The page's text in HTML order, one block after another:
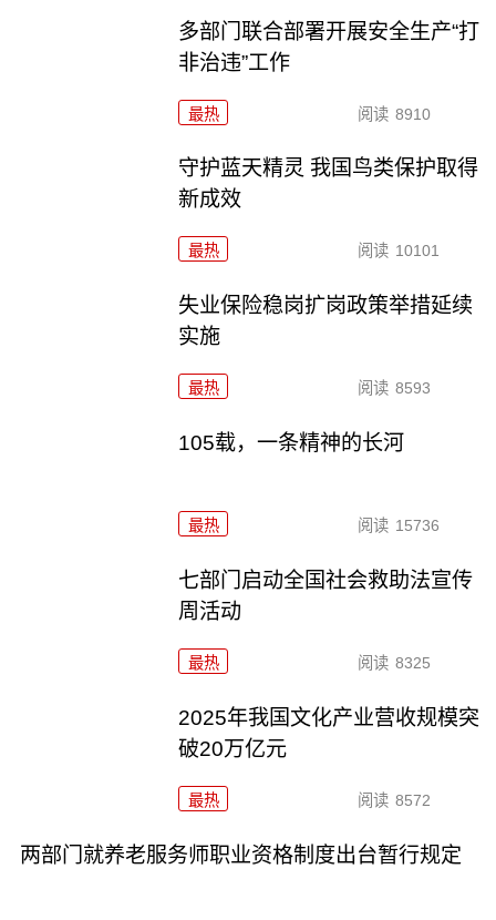
多部门联合部署开展安全生产“打
非治违”工作
最热 阅读 8910
守护蓝天精灵 我国鸟类保护取得
新成效
最热 阅读 10101
失业保险稳岗扩岗政策举措延续
实施
最热 阅读 8593
105载，一条精神的长河
最热 阅读 15736
七部门启动全国社会救助法宣传
周活动
最热 阅读 8325
2025年我国文化产业营收规模突
破20万亿元
最热 阅读 8572
两部门就养老服务师职业资格制度出台暂行规定